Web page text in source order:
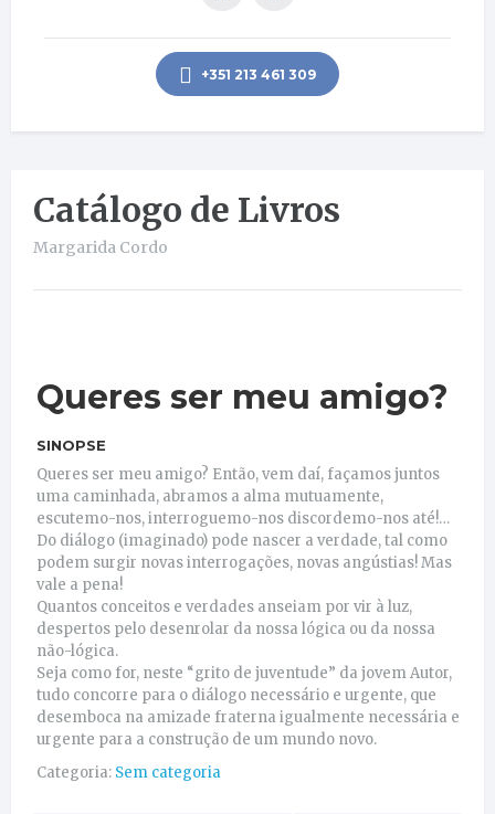
+351 213 461 309
Catálogo de Livros
Margarida Cordo
Queres ser meu amigo?
SINOPSE
Queres ser meu amigo? Então, vem daí, façamos juntos
uma caminhada, abramos a alma mutuamente,
escutemo-nos, interroguemo-nos discordemo-nos até!…
Do diálogo (imaginado) pode nascer a verdade, tal como
podem surgir novas interrogações, novas angústias! Mas
vale a pena!
Quantos conceitos e verdades anseiam por vir à luz,
despertos pelo desenrolar da nossa lógica ou da nossa
não-lógica.
Seja como for, neste “grito de juventude” da jovem Autor,
tudo concorre para o diálogo necessário e urgente, que
desemboca na amizade fraterna igualmente necessária e
urgente para a construção de um mundo novo.
Categoria: Sem categoria